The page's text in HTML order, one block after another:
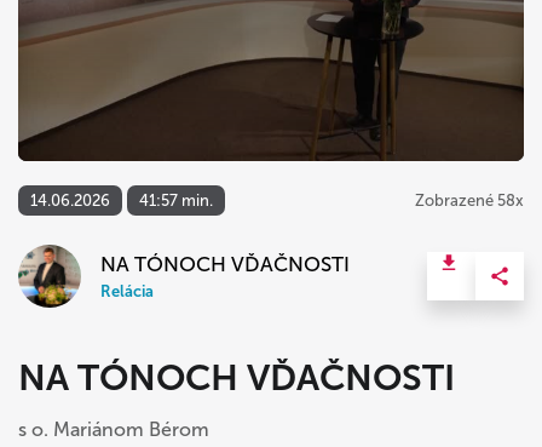
14.06.2026 41:57 min. Zobrazené 58x
NA TÓNOCH VĎAČNOSTI
Relácia
NA TÓNOCH VĎAČNOSTI
s o. Mariánom Bérom